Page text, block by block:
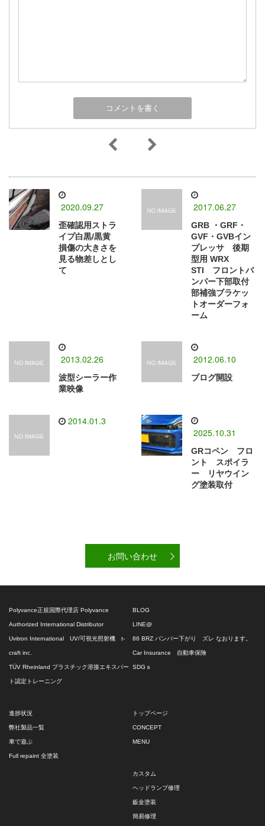
2020.09.27
歪確認用ストラ
イプ白黒/黒黄
損傷の大きさを
見る物差しとし
て
2017.06.27
GRB ・GRF・
GVF・GVBイン
プレッサ 後期
型用 WRX
STI フロントバ
ンパー下部取付
部補強ブラケッ
トオーダーフォ
ーム
2013.02.26
波型シーラー作
業映像
2012.06.10
ブログ開設
2014.01.3
2025.10.31
GRコペン フロ
ント スポイラ
ー リヤウイン
グ塗装取付
お問い合わせ
Polyvance正規国際代理店 Polyvance
Authorized International Distributor
Uvitron International UV/可視光照射機 t-
craft inc.
TÜV Rheinland プラスチック溶接エキスパー
ト認定トレーニング
BLOG
LINE@
86 BRZ バンパー下がり ズレ なおります。
Car Insurance 自動車保険
SDGｓ
進捗状況
弊社製品一覧
車で遊ぶ
Full repaint 全塗装
トップページ
CONCEPT
MENU
カスタム
ヘッドランプ修理
鈑金塗装
簡易修理